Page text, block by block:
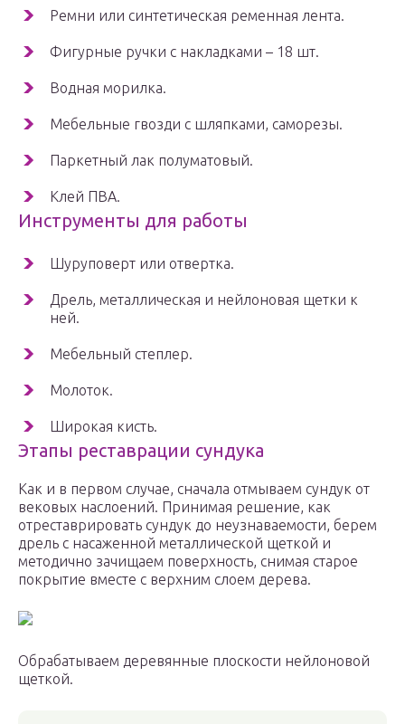
Ремни или синтетическая ременная лента.
Фигурные ручки с накладками – 18 шт.
Водная морилка.
Мебельные гвозди с шляпками, саморезы.
Паркетный лак полуматовый.
Клей ПВА.
Инструменты для работы
Шуруповерт или отвертка.
Дрель, металлическая и нейлоновая щетки к
ней.
Мебельный степлер.
Молоток.
Широкая кисть.
Этапы реставрации сундука
Как и в первом случае, сначала отмываем сундук от
вековых наслоений. Принимая решение, как
отреставрировать сундук до неузнаваемости, берем
дрель с насаженной металлической щеткой и
методично зачищаем поверхность, снимая старое
покрытие вместе с верхним слоем дерева.
Обрабатываем деревянные плоскости нейлоновой
щеткой.